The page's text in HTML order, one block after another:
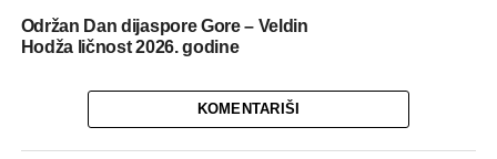
Održan Dan dijaspore Gore – Veldin
Hodža ličnost 2026. godine
KOMENTARIŠI